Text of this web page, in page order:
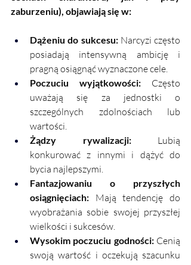
zaburzeniu), objawiają się w:
Dążeniu do sukcesu: Narcyzi często
posiadają intensywną ambicję i
pragną osiągnąć wyznaczone cele.
Poczuciu wyjątkowości: Często
uważają się za jednostki o
szczególnych zdolnościach lub
wartości.
Żądzy rywalizacji: Lubią
konkurować z innymi i dążyć do
bycia najlepszymi.
Fantazjowaniu o przyszłych
osiągnięciach: Mają tendencję do
wyobrażania sobie swojej przyszłej
wielkości i sukcesów.
Wysokim poczuciu godności: Cenią
swoją wartość i oczekują szacunku